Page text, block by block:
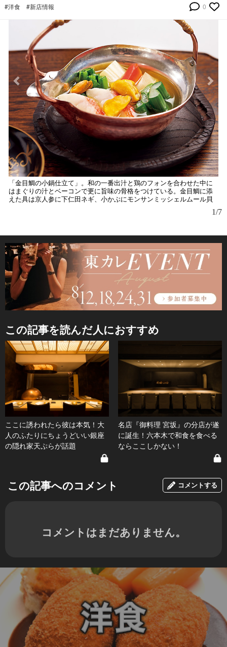
#洋食 #新店情報 0
「金目鯛の小鍋仕立て」。和の一番出汁と鶏のフォンを合わせた中に
はまぐりの汁とベーコンで更に旨味の骨格をつけている。金目鯛に添
えた具は京人参に下仁田ネギ、小かぶにモンサンミッシェルムール貝
1/7
この記事を読んだ人におすすめ
ここに誘われたら彼は本気！大
人のふたりにちょうどいい銀座
の隠れ家天ぷらが話題
名店『御料理 宮坂』の分店が遂
に誕生！六本木で和食を食べる
ならここしかない！
この記事へのコメント コメントする
コメントはまだありません。